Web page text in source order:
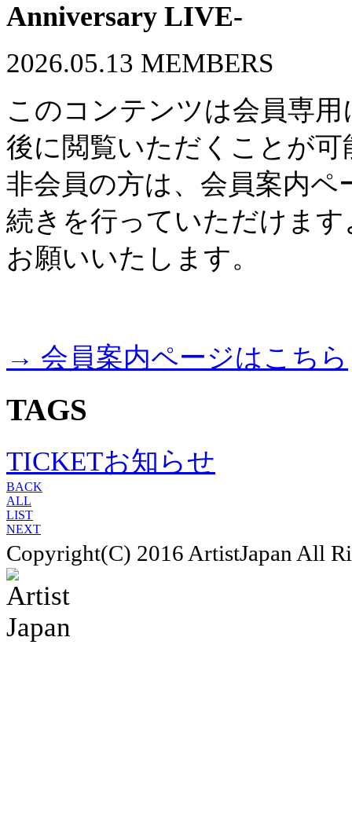
Anniversary LIVE-
2026.05.13 MEMBERS
このコンテンツは会員専
後に閲覧いただくことが可
非会員の方は、会員案内
続きを行っていただけます
お願いいたします。
→ 会員案内ページはこちら
TAGS
TICKETお知らせ
BACK
ALL
LIST
NEXT
Copyright(C) 2016 ArtistJapan All